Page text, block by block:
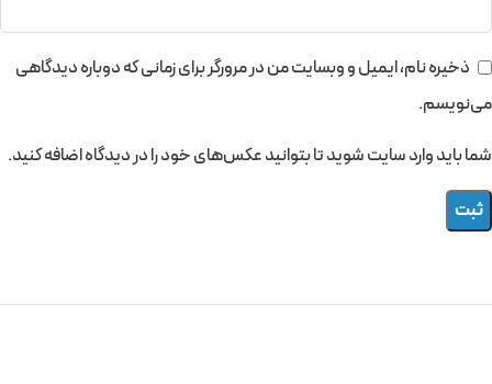
ذخیره نام، ایمیل و وبسایت من در مرورگر برای زمانی که دوباره دیدگاهی
می‌نویسم.
شما باید وارد سایت شوید تا بتوانید عکس‌های خود را در دیدگاه اضافه کنید.